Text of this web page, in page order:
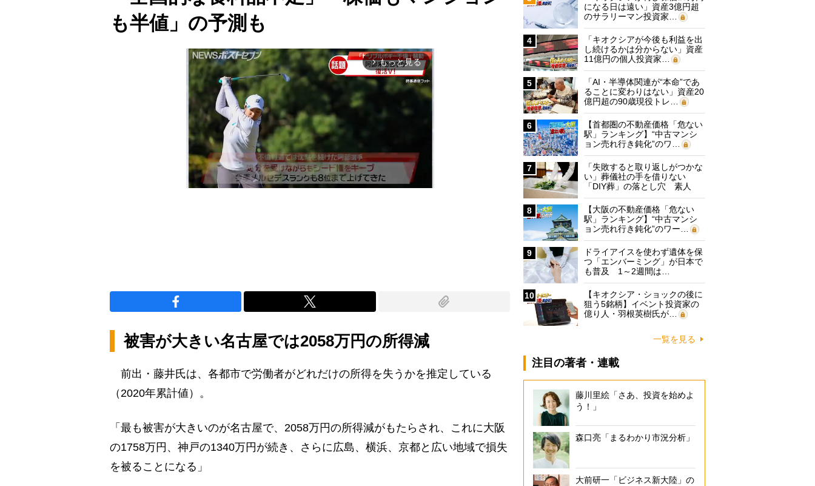
も半値」の予測も
arrow_forward_ios もっと見る
被害が大きい名古屋では2058万円の所得減
前出・藤井氏は、各都市で労働者がどれだけの所得を失うかを推定している
（2020年累計値）。
「最も被害が大きいのが名古屋で、2058万円の所得減がもたらされ、これに大阪
の1758万円、神戸の1340万円が続き、さらに広島、横浜、京都と広い地域で損失
を被ることになる」
になる日は遠い」資産3億円超
のサラリーマン投資家…
4
「キオクシアが今後も利益を出
し続けるかは分からない」資産
11億円の個人投資家…
5
「AI・半導体関連が“本命”であ
ることに変わりはない」資産20
億円超の90歳現役トレ…
6
【首都圏の不動産価格「危ない
駅」ランキング】“中古マンシ
ョン売れ行き鈍化”のワ…
7
「失敗すると取り返しがつかな
い」葬儀社の手を借りない
「DIY葬」の落とし穴 素人
に…
8
【大阪の不動産価格「危ない
駅」ランキング】“中古マンシ
ョン売れ行き鈍化”のワー…
9
ドライアイスを使わず遺体を保
つ「エンバーミング」が日本で
も普及 1～2週間は…
10
【キオクシア・ショックの後に
狙う5銘柄】イベント投資家の
億り人・羽根英樹氏が…
一覧を見る
注目の著者・連載
藤川里絵「さあ、投資を始めよ
う！」
森口亮「まるわかり市況分析」
大前研一「ビジネス新大陸」の